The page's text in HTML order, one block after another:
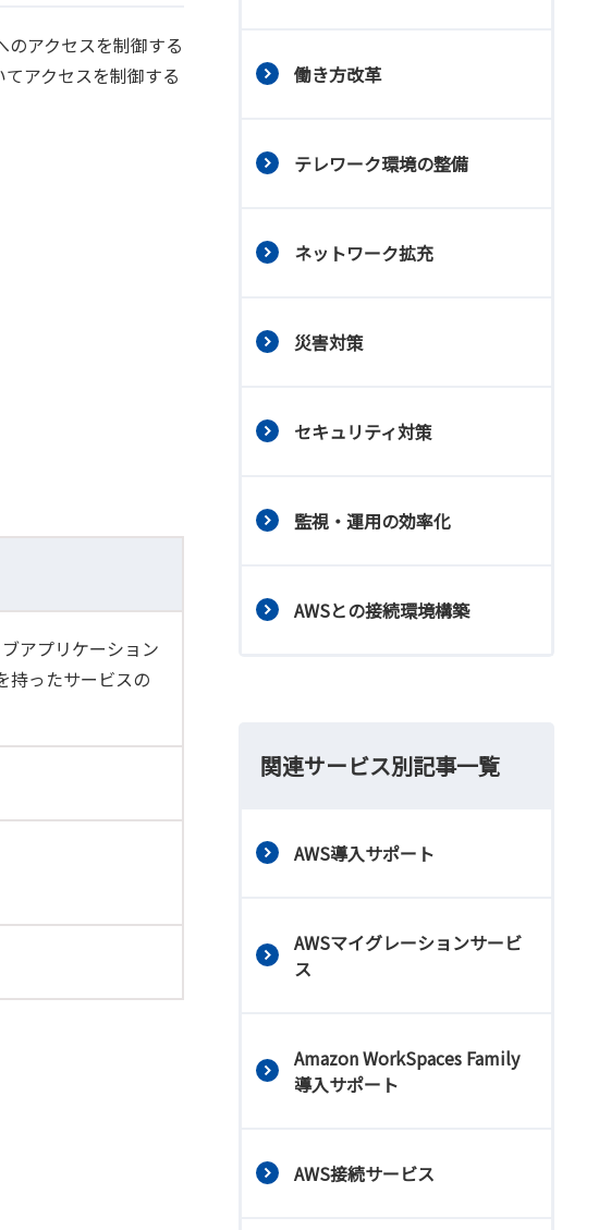
アクセスを制御する
アクセスを制御する
アプリケーション
持ったサービスの
働き方改革
テレワーク環境の整備
ネットワーク拡充
災害対策
セキュリティ対策
監視・運用の効率化
AWSとの接続環境構築
関連サービス別記事一覧
AWS導入サポート
AWSマイグレーションサービ
ス
Amazon WorkSpaces Family
導入サポート
AWS接続サービス